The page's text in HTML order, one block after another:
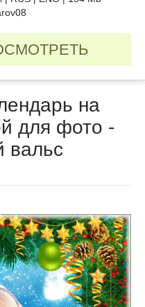
на
для фото -
вальс